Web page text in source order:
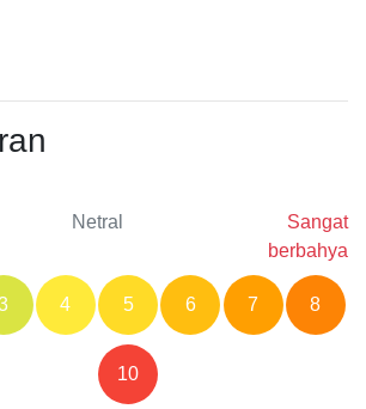
Netral
Sangat
berbahya
4 5 6 7 8
10